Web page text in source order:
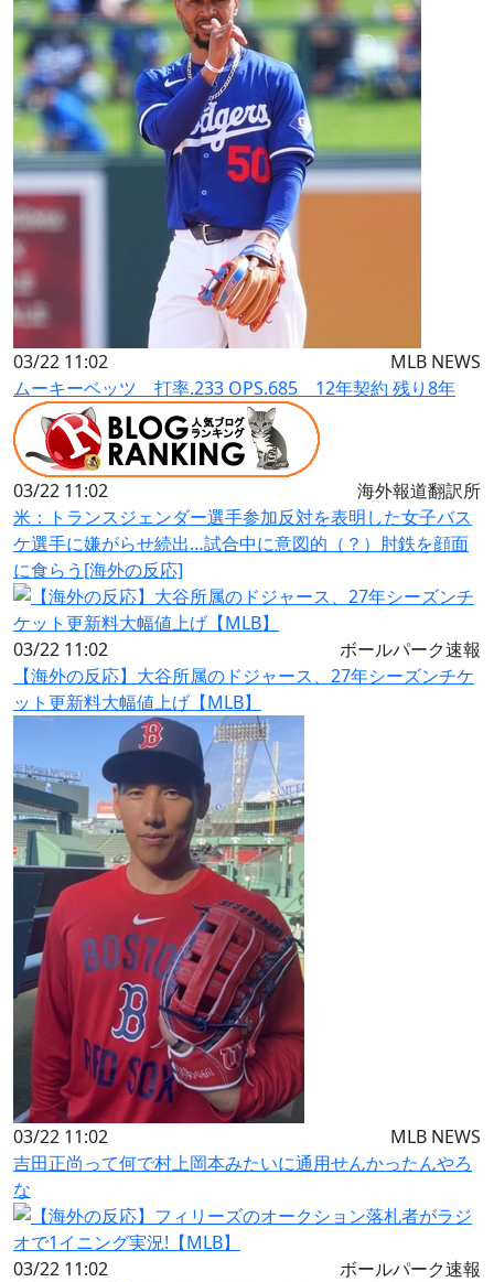
03/22 11:02
MLB NEWS
ムーキーベッツ 打率.233 OPS.685 12年契約 残り8年
03/22 11:02
海外報道翻訳所
米：トランスジェンダー選手参加反対を表明した女子バス
ケ選手に嫌がらせ続出…試合中に意図的（？）肘鉄を顔面
に食らう[海外の反応]
03/22 11:02
ボールパーク速報
【海外の反応】大谷所属のドジャース、27年シーズンチケ
ット更新料大幅値上げ【MLB】
03/22 11:02
MLB NEWS
吉田正尚って何で村上岡本みたいに通用せんかったんやろ
な
03/22 11:02
ボールパーク速報